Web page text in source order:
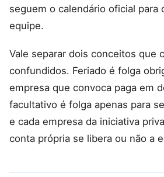
seguem o calendário oficial para
equipe.
Vale separar dois conceitos que
confundidos. Feriado é folga
empresa que convoca paga em
facultativo é folga apenas para
e cada empresa da iniciativa
conta própria se libera ou não a